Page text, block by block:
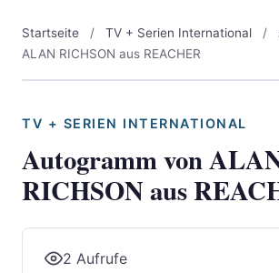
Startseite / TV + Serien International /
ALAN RICHSON aus REACHER
TV + SERIEN INTERNATIONAL
Autogramm von
RICHSON aus
2 Aufrufe